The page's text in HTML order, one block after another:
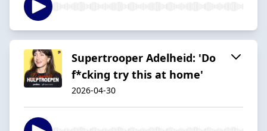
Supertrooper Adelheid: 'Do
f*cking try this at home'
2026-04-30